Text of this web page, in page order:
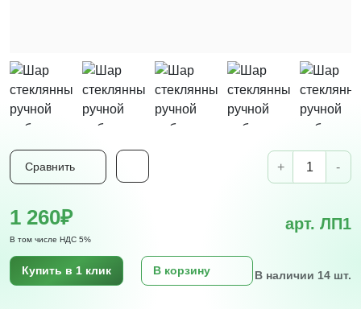
Сравнить + -
1 260₽
В том числе НДС 5%
арт. ЛП1
Купить в 1 клик В корзину В наличии 14 шт.